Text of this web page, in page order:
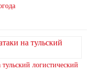
логистический